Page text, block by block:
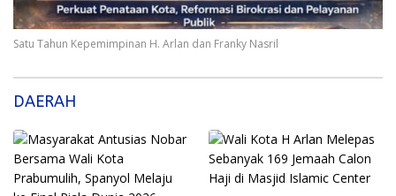
Satu Tahun Kepemimpinan H. Arlan dan Franky Nasril
DAERAH